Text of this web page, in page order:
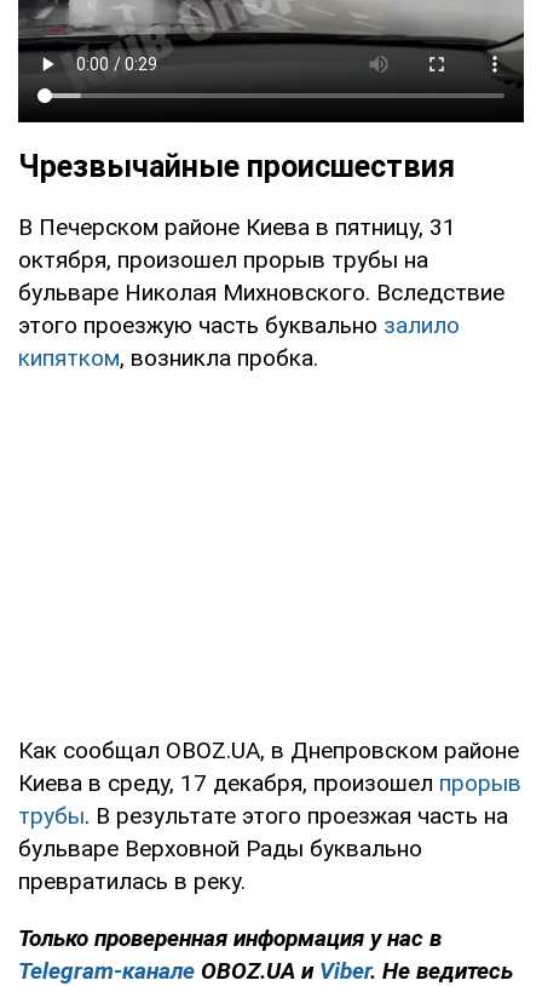
Чрезвычайные происшествия
В Печерском районе Киева в пятницу, 31
октября, произошел прорыв трубы на
бульваре Николая Михновского. Вследствие
этого проезжую часть буквально залило
кипятком, возникла пробка.
Как сообщал OBOZ.UA, в Днепровском районе
Киева в среду, 17 декабря, произошел прорыв
трубы. В результате этого проезжая часть на
бульваре Верховной Рады буквально
превратилась в реку.
Только проверенная информация у нас в
Telegram-канале OBOZ.UA и Viber. Не ведитесь